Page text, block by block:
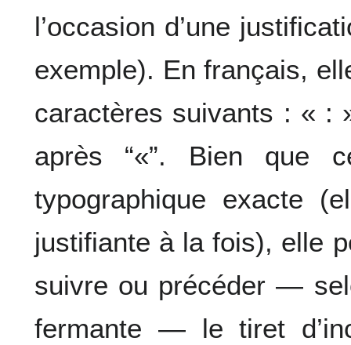
l’occasion d’une
exemple). En français,
caractères suivants : « :
après “«”. Bien que
typographique exacte
justifiante à la fois), elle
suivre ou précéder —
fermante — le tiret